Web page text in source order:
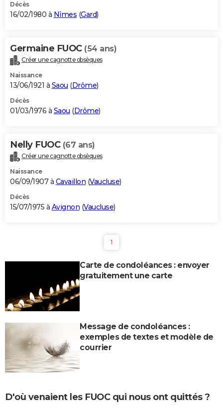
Décès
16/02/1980 à Nîmes (Gard)
Germaine FUOC (54 ans)
Créer une cagnotte obsèques
Naissance
13/06/1921 à Saou (Drôme)
Décès
01/03/1976 à Saou (Drôme)
Nelly FUOC (67 ans)
Créer une cagnotte obsèques
Naissance
06/09/1907 à Cavaillon (Vaucluse)
Décès
15/07/1975 à Avignon (Vaucluse)
1
Carte de condoléances : envoyer
gratuitement une carte
Message de condoléances :
exemples de textes et modèle de
courrier
D'où venaient les FUOC qui nous ont quittés ?